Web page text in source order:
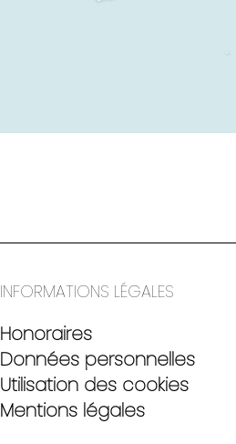
INFORMATIONS LÉGALES
Honoraires
Données personnelles
Utilisation des cookies
Mentions légales